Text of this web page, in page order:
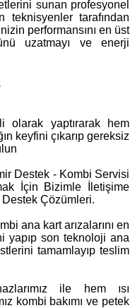
sunan profesyonel
tarafından
performansını en üst
uzatmayı ve enerji
olarak yaptırarak hem
keyfini çıkarıp gereksiz
Destek - Kombi Servisi
İçin Bizimle İletişime
Çözümleri.
ana kart arızalarını en
yapıp son teknoloji ana
tamamlayıp teslim
ile hem ısı
kombi bakımı ve petek